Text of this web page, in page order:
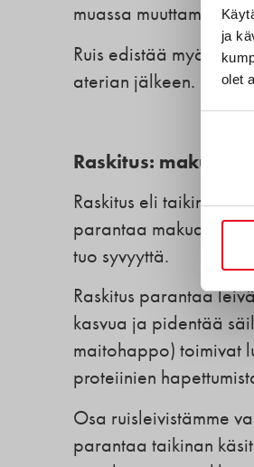
ja
olet
muassa muuttamalla
Ruis edistää myös
aterian jälkeen.
Raskitus: maku,
Raskitus eli taikinan
parantaa makua, sillä
tuo syvyyttä.
Raskitus parantaa
kasvua ja pidentää
maitohappo) toimivat
proteiinien
Osa ruisleivistämme
parantaa taikinan